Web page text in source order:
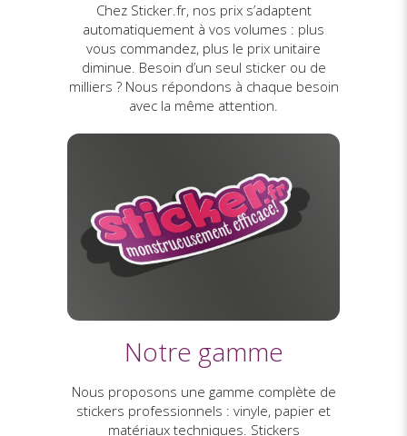
Chez Sticker.fr, nos prix s’adaptent
automatiquement à vos volumes : plus
vous commandez, plus le prix unitaire
diminue. Besoin d’un seul sticker ou de
milliers ? Nous répondons à chaque besoin
avec la même attention.
Notre gamme
Nous proposons une gamme complète de
stickers professionnels : vinyle, papier et
matériaux techniques. Stickers